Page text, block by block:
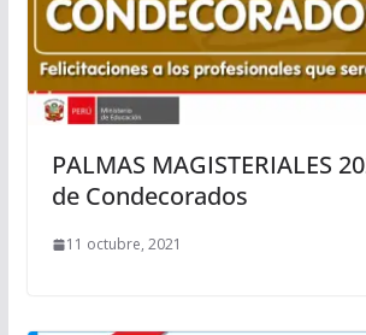
PALMAS MAGISTERIALES
de Condecorados
11 octubre, 2021